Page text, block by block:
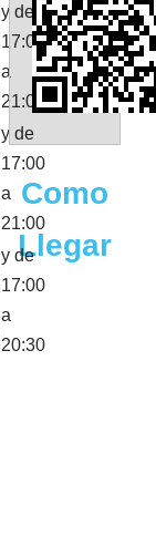
y de
17:00
a
21:00
y de
17:00
a
21:00
y de
17:00
a
20:30
Como
Llegar